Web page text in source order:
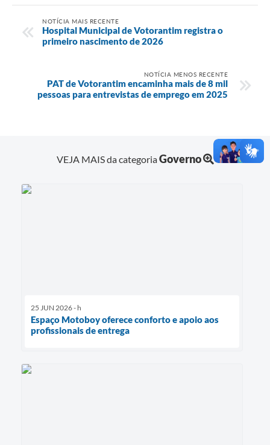
NOTÍCIA MAIS RECENTE
Hospital Municipal de Votorantim registra o
primeiro nascimento de 2026
NOTÍCIA MENOS RECENTE
PAT de Votorantim encaminha mais de 8 mil
pessoas para entrevistas de emprego em 2025
VEJA MAIS da categoriaGoverno
25 JUN 2026 - h
Espaço Motoboy oferece conforto e apoio aos
profissionais de entrega